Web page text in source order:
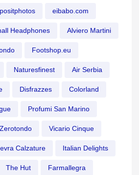
eibabo.com
Headphones Alviero Martini
Footshop.eu
Naturesfinest Air Serbia
Disfrazzes Colorland
Profumi San Marino
Zerotondo Vicario Cinque
Calzature Italian Delights
The Hut Farmallegra